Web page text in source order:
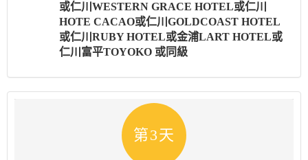
或仁川WESTERN GRACE HOTEL或仁川
HOTE CACAO或仁川GOLDCOAST HOTEL
或仁川RUBY HOTEL或金浦LART HOTEL或
仁川富平TOYOKO 或同級
第3天